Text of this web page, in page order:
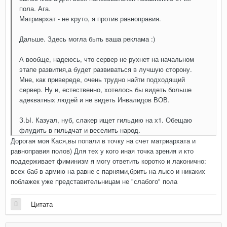
пола. Ага.
Матриархат - не круто, я против равноправия.
Дальше. Здесь могла быть ваша реклама :)
А вообще, надеюсь, что сервер не рухнет на начальном
этапе развития,а будет развиваться в лучшую сторону.
Мне, как привереде, очень трудно найти подходящий
сервер. Ну и, естественно, хотелось бы видеть больше
адекватных людей и не видеть Инвалидов ВОВ.
З.Ы. Казуал, нуб, слакер ищет гильдию на х1. Обещаю
флудить в гильдчат и веселить народ.
Дорогая моя Кася,вы попали в точку на счет матриархата и
равноправия полов) Для тех у кого иная точка зрения и кто
поддерживает фиминизм я могу ответить коротко и лаконично:
всех баб в армию на равне с парнями,брить на лысо и никаких
поблажек уже представительницам не "слабого" пола
Цитата